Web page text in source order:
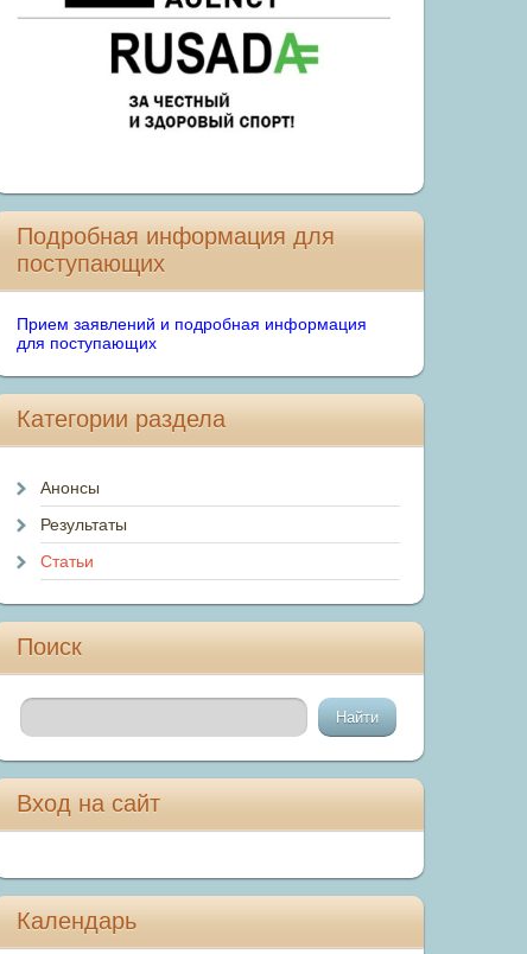
Подробная информация для
поступающих
Прием заявлений и подробная информация
для поступающих
Категории раздела
Анонсы
Результаты
Статьи
Поиск
Вход на сайт
Календарь